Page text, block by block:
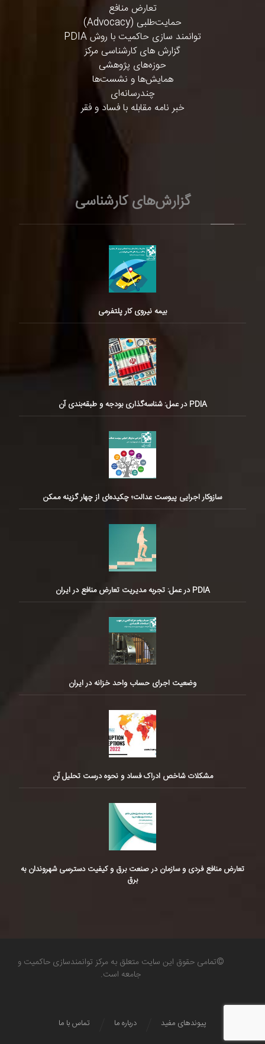
تعارض منافع
حمایت‌طلبی (Advocacy)
توانمند سازی حاکمیت با روش PDIA
گزارش های کارشناسی مرکز
حوزه‌های پژوهشی
همایش‌ها و نشست‌ها
چندرسانه‌ای
خبر نامه مقابله با فساد و فقر
گزارش‌های کارشناسی
بیمه نیروی کار پلتفرمی
PDIA در عمل: شناسه‌گذاری بودجه و طبقه‌بندی آن
سازوکار اجرایی پیوست عدالت؛ چکیده‌ای از چهار گزینه ممکن
PDIA در عمل: تجربه مدیریت تعارض منافع در ایران
وضعیت اجرای حساب واحد خزانه در ایران
مشکلات شاخص ادراک فساد و نحوه درست تحلیل آن
تعارض منافع فردی و سازمان در صنعت برق و کیفیت دسترسی شهروندان به
برق
©تمامی حقوق این سایت متعلق به مرکز توانمندسازی حاکمیت و
جامعه است.
تماس با ما درباره ما پیوندهای مفید